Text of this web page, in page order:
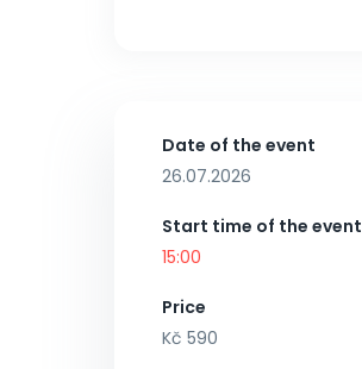
Date of the event
26.07.2026
Start time of the event
15:00
Price
Kč 590